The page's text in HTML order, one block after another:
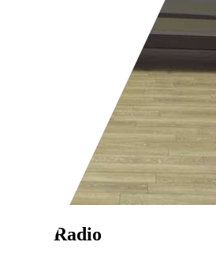
1.2 TSI Radio